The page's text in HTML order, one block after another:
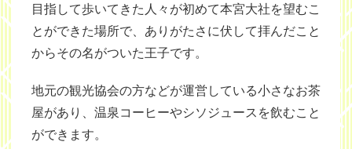
目指して歩いてきた人々が初めて本宮大社を望むこ
とができた場所で、ありがたさに伏して拝んだこと
からその名がついた王子です。
地元の観光協会の方などが運営している小さなお茶
屋があり、温泉コーヒーやシソジュースを飲むこと
ができます。